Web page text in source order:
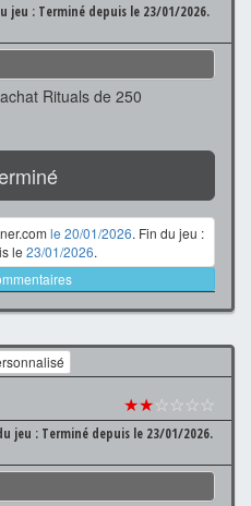
jeu : Terminé depuis le 23/01/2026.
Rituals de 250
le 20/01/2026. Fin du jeu :
le 23/01/2026.
★★☆☆☆☆
jeu : Terminé depuis le 23/01/2026.